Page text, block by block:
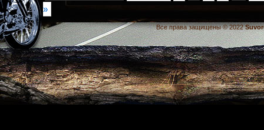
»
Все права защищены © 2022